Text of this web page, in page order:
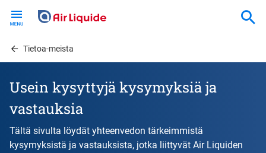
contentTietoa-meista
Usein kysyttyjä kysymyksiä ja
vastauksia
Tältä sivulta löydät yhteenvedon tärkeimmistä
kysymyksistä ja vastauksista, jotka liittyvät Air Liquiden